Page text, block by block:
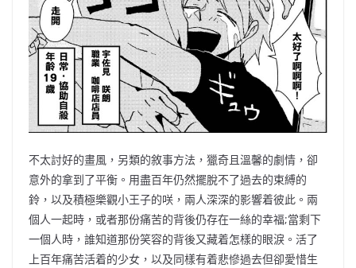
不太討好的畫風，另類的敘事方法，獵奇且溫馨的劇情，卻
意外的拿到了平衡。用盡百年仍然擺脫不了過去的束縛的
鈴，以及積極樂觀小王子的咲，兩人深深的影響着彼此。兩
個人一起時，或者那份痛苦的背後仍存在一絲的幸福;當剩下
一個人時，誰知道那份笑容的背後又藏着怎樣的眼淚。活了
上百年痛苦活着的少女，以及同樣有着悲慘過去但卻愛惜生